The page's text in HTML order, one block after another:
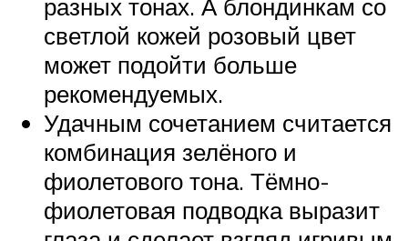
разных тонах. А блондинкам со
светлой кожей розовый цвет
может подойти больше
рекомендуемых.
Удачным сочетанием считается
комбинация зелёного и
фиолетового тона. Тёмно-
фиолетовая подводка выразит